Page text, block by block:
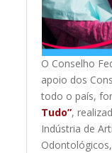
O Conselho
apoio dos
todo o país,
Tudo”,
Indústria de